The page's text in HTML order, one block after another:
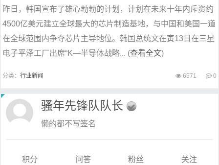
昨日，韩国宣布了雄心勃勃的计划，计划在未来十年内斥资约
4500亿美元建立全球最大的芯片制造基地，与中国和美国一道
在全球范围内争夺芯片主导地位。韩国总统文在寅13日在三星
电子平泽工厂出席“K—半导体战略... (查看全文)
分类： 行业新闻 6571 0
骚年先锋队队长
懒的都不写签名
积分
问答
粉丝
关注